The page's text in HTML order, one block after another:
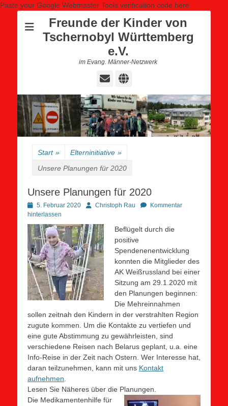
Paste your Google Webmaster Tools verification code here
Freunde der Kinder von
Tschernobyl Württemberg
e.V.
im Evang. Männer-Netzwerk
E-
Website
Start » Elterninitiative »
Unsere Planungen für 2020
Unsere Planungen für 2020
Posted
on
5. Februar 2020 AutorChristoph Rau
Kommentar
hinterlassen
Beflügelt durch die
positive
Spendenenentwicklung
konnten die Mitglieder des
AK Weißrussland bei einer
Sitzung am 29.1.2020 mit
den Planungen beginnen:
Die Mehreinnahmen
sollen zeitnah den Kindern in der verstrahlten Region
zugute kommen. Um die Kontakte zu vertiefen und
eine gute Abstimmung zu gewährleisten, sind
verschiedene Reisen nach Belarus geplant, u.a. eine
Info-Reise in der Zeit nach Ostern. Wer Interesse hat,
daran teilzunehmen, kann mit uns Kontakt
aufnehmen.
Lesen Sie Näheres über die Planungen.
Die Medikamentenhilfe für